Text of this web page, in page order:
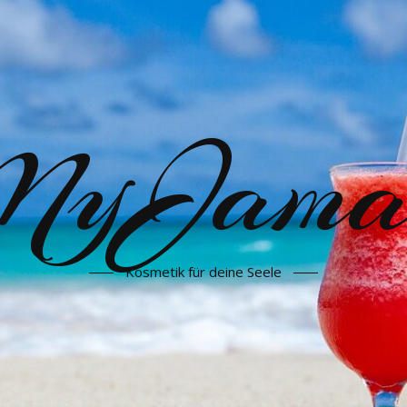
Kosmetik für deine Seele